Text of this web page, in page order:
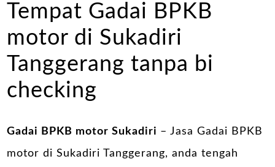
Tempat Gadai BPKB
motor di Sukadiri
Tanggerang tanpa bi
checking
Gadai BPKB motor Sukadiri – Jasa Gadai BPKB
motor di Sukadiri Tanggerang, anda tengah